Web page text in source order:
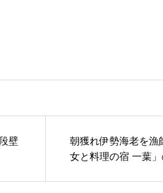
壁
朝獲れ伊勢海老を漁
女と料理の宿 一葉」